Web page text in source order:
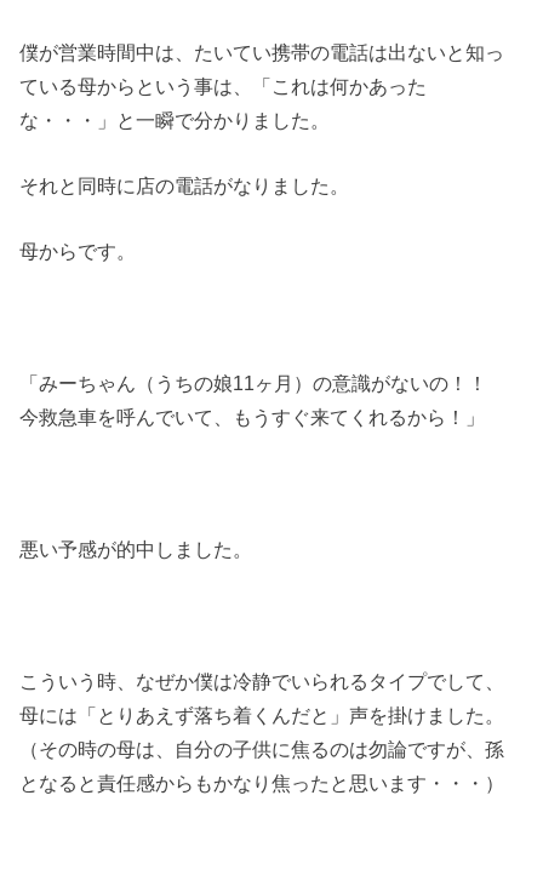
僕が営業時間中は、たいてい携帯の電話は出ないと知っ
ている母からという事は、「これは何かあった
な・・・」と一瞬で分かりました。
それと同時に店の電話がなりました。
母からです。
「みーちゃん（うちの娘11ヶ月）の意識がないの！！
今救急車を呼んでいて、もうすぐ来てくれるから！」
悪い予感が的中しました。
こういう時、なぜか僕は冷静でいられるタイプでして、
母には「とりあえず落ち着くんだと」声を掛けました。
（その時の母は、自分の子供に焦るのは勿論ですが、孫
となると責任感からもかなり焦ったと思います・・・）